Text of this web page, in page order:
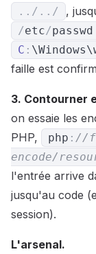
. . / . . / ,
/etc/passwd
C :
faille est
3. Contourner
on essaie les
PHP,
php : //
encode/
l'entrée arrive
jusqu'au code
session).
L'arsenal.